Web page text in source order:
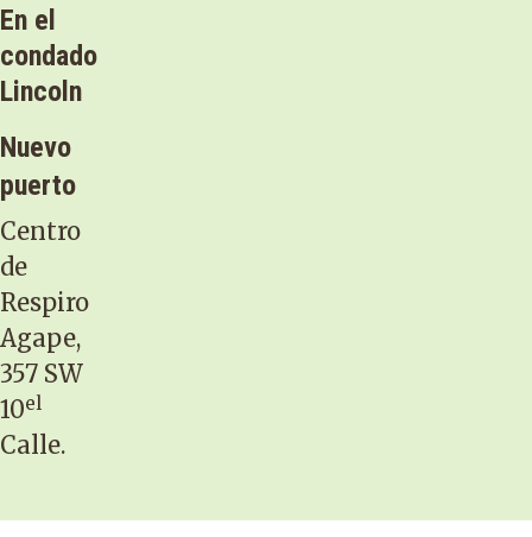
En el
condado
Lincoln
Nuevo
puerto
Centro
de
Respiro
Agape,
357 SW
10el
Calle.